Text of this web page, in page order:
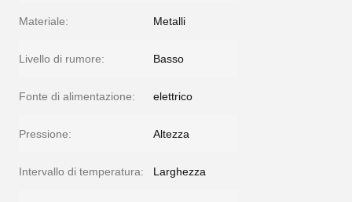
Materiale: Metalli
Livello di rumore: Basso
Fonte di alimentazione: elettrico
Pressione: Altezza
Intervallo di temperatura: Larghezza